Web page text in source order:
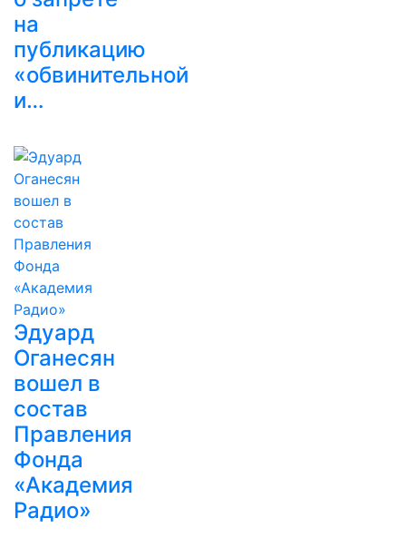
на
публикацию
«обвинительной
и…
Эдуард
Оганесян
вошел в
состав
Правления
Фонда
«Академия
Радио»